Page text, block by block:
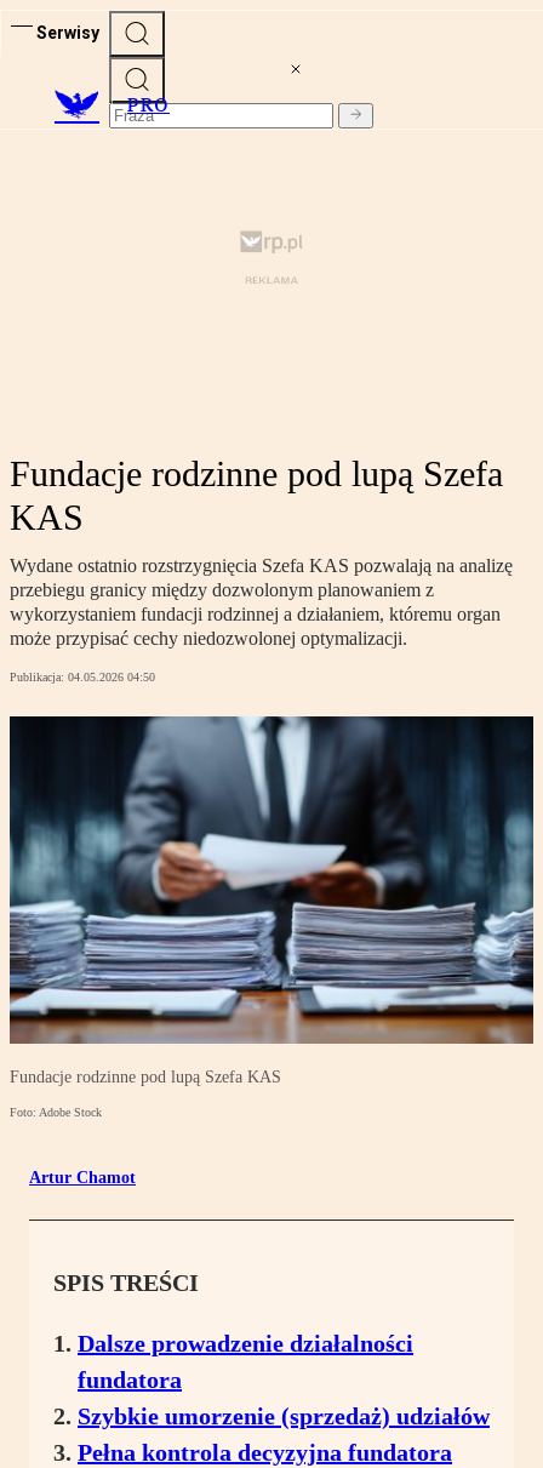
Serwisy
PRO
Fundacje rodzinne pod lupą Szefa
KAS
Wydane ostatnio rozstrzygnięcia Szefa KAS pozwalają na analizę
przebiegu granicy między dozwolonym planowaniem z
wykorzystaniem fundacji rodzinnej a działaniem, któremu organ
może przypisać cechy niedozwolonej optymalizacji.
Publikacja: 04.05.2026 04:50
Fundacje rodzinne pod lupą Szefa KAS
Foto: Adobe Stock
Artur Chamot
SPIS TREŚCI
Dalsze prowadzenie działalności
fundatora
Szybkie umorzenie (sprzedaż) udziałów
Pełna kontrola decyzyjna fundatora